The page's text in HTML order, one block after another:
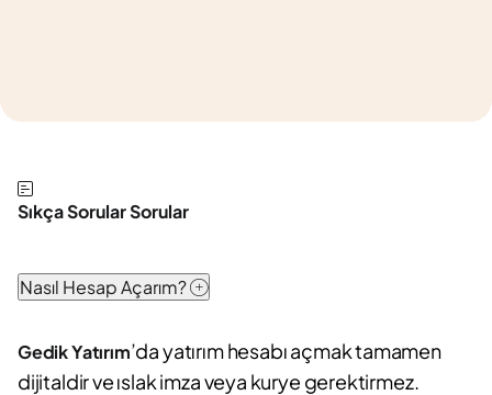
Sıkça Sorular Sorular
Nasıl Hesap Açarım?
Gedik Yatırım’da yatırım hesabı açmak tamamen
dijitaldir ve ıslak imza veya kurye gerektirmez.